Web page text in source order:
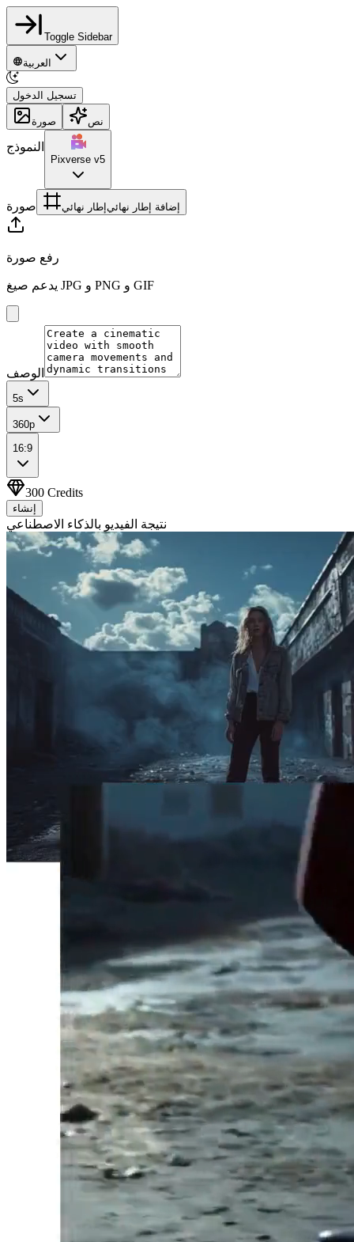
Toggle Sidebar
العربية
تسجيل الدخول
صورة نص
النموذج
Pixverse v5
صورة إضافة إطار نهائي إطار نهائي
رفع صورة
يدعم صيغ JPG و PNG و GIF
الوصف
5s
360p
16:9
300 Credits
إنشاء
نتيجة الفيديو بالذكاء الاصطناعي